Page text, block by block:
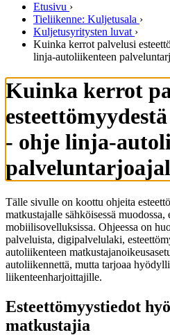
Etusivu ›
Tieliikenne: Kuljetusala ›
Kuljetusyritysten luvat ›
Kuinka kerrot palvelusi
linja-autoliikenteen
Kuinka kerrot
- ohje linja-
Tälle sivulle on koottu ohjeita
matkustajalle sähköisessä
mobiilisovelluksissa. Ohjeessa on
palveluista, digipalvelulaki,
autoliikenteen
autoliikennettä, mutta tarjoaa
liikenteenharjoittajille.
Esteettömyystiedot
matkustajia